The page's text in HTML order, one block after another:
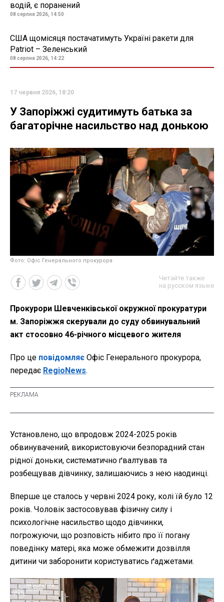
водій, є поранений
08 серпня 2026, 14:50
США щомісяця постачатимуть Україні ракети для
Patriot – Зеленський
08 серпня 2026, 14:22
17 червня 2026, 18:20
У Запоріжжі судитимуть батька за
багаторічне насильство над донькою
Фото: Офіс Генерального прокурора
Читайте также
на русском языке
Прокурори Шевченківської окружної прокуратури
м. Запоріжжя скерували до суду обвинувальний
акт стосовно 46-річного місцевого жителя
Про це повідомляє Офіс Генерального прокурора,
передає RegioNews.
Установлено, що впродовж 2024-2025 років
обвинувачений, використовуючи безпорадний стан
рідної доньки, систематично ґвалтував та
розбещував дівчинку, залишаючись з нею наодинці.
Вперше це сталось у червні 2024 року, колі їй було 12
років. Чоловік застосовував фізичну силу і
психологічне насильство щодо дівчинки,
погрожуючи, що розповість нібито про її погану
поведінку матері, яка може обмежити дозвілля
дитини чи заборонити користуватись ґаджетами.